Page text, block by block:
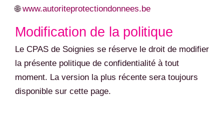
🌐www.autoriteprotectiondonnees.be
Modification de la politique
Le CPAS de Soignies se réserve le droit de modifier
la présente politique de confidentialité à tout
moment. La version la plus récente sera toujours
disponible sur cette page.